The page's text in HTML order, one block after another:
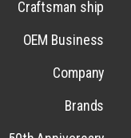
Craftsman ship
OEM Business
Company
Brands